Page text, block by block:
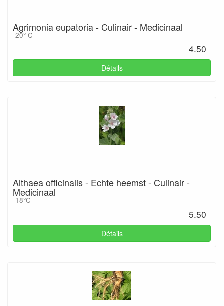
Agrimonia eupatoria - Culinair - Medicinaal
-20° C
4.50
Détails
Althaea officinalis - Echte heemst - Culinair -
Medicinaal
-18°C
5.50
Détails